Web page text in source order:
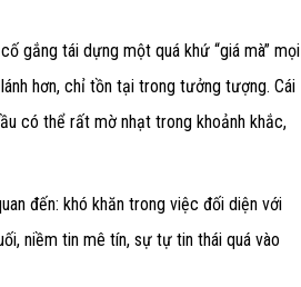
gắng tái dựng một quá khứ “giá mà” mọi
hơn, chỉ tồn tại trong tưởng tượng. Cái
có thể rất mờ nhạt trong khoảnh khắc,
đến: khó khăn trong việc đối diện với
niềm tin mê tín, sự tự tin thái quá vào